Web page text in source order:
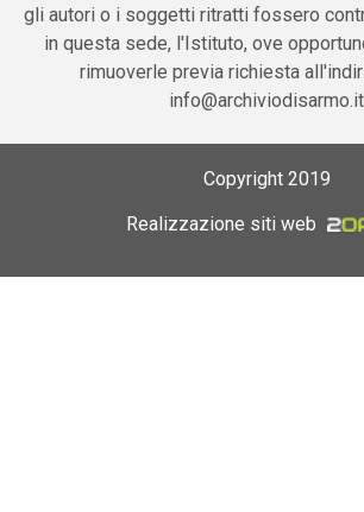
gli autori o i soggetti ritratti fossero
in questa sede, l'Istituto, ove
rimuoverle previa richiesta
info@archiviodisarmo.it
Copyright 2019
Realizzazione siti web